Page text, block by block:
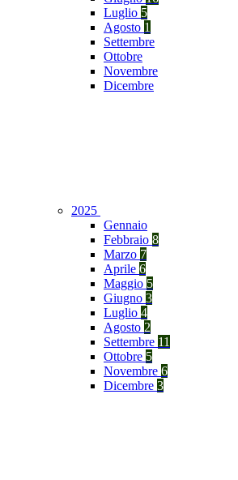
Luglio 5
Agosto 1
Settembre
Ottobre
Novembre
Dicembre
2025
Gennaio
Febbraio 8
Marzo 7
Aprile 6
Maggio 5
Giugno 3
Luglio 4
Agosto 2
Settembre 11
Ottobre 5
Novembre 6
Dicembre 3